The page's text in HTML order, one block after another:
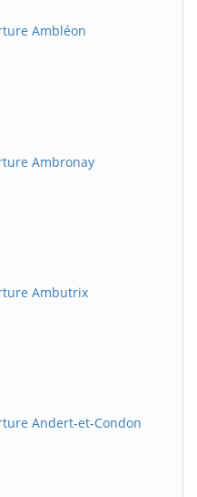
Ambléon
Ambronay
Ambutrix
Andert-et-Condon